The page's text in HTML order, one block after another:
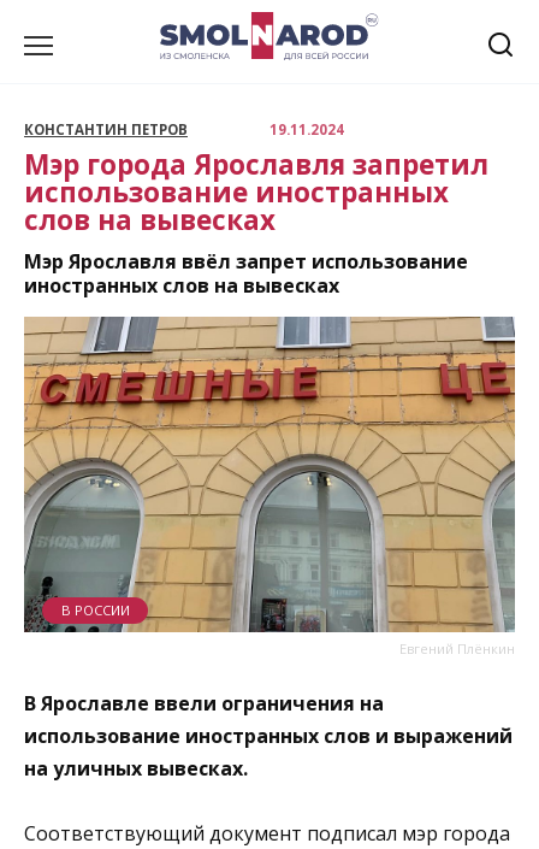
КОНСТАНТИН ПЕТРОВ 19.11.2024
Мэр города Ярославля запретил
использование иностранных
слов на вывесках
Мэр Ярославля ввёл запрет использование
иностранных слов на вывесках
Евгений Плёнкин
В РОССИИ
В Ярославле ввели ограничения на
использование иностранных слов и выражений
на уличных вывесках.
Соответствующий документ подписал мэр города